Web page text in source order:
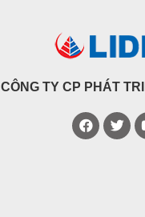
CÔNG TY CP PHÁT